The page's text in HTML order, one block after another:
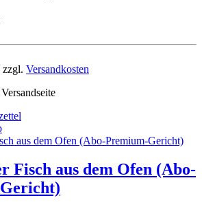
zzgl. Versandkosten
Fisch aus dem Ofen (Abo-